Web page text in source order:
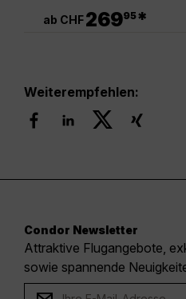
ab CHF26995*
Weiterempfehlen:
Condor Newsletter
Attraktive Flugangebote,
sowie spannende